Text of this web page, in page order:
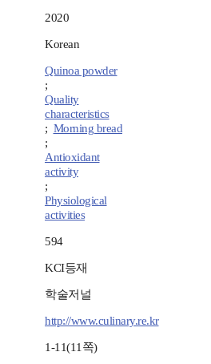
2020
Korean
Quinoa powder
;
Quality
characteristics
; Morning bread
;
Antioxidant
activity
;
Physiological
activities
594
KCI등재
학술저널
http://www.culinary.re.kr
1-11(11쪽)